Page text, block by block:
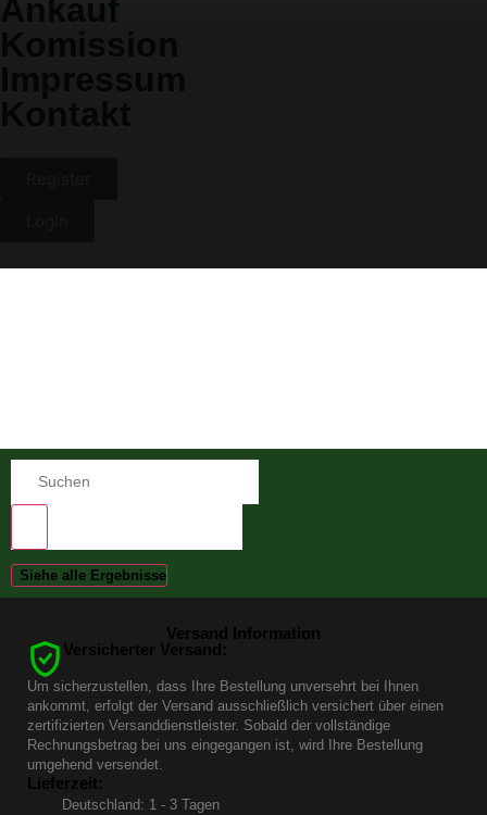
Ankauf
Siehe alle Ergebnisse
Versand Information
Versicherter Versand:
Um sicherzustellen, dass Ihre Bestellung unversehrt bei Ihnen
ankommt, erfolgt der Versand ausschließlich versichert über einen
zertifizierten Versanddienstleister. Sobald der vollständige
Rechnungsbetrag bei uns eingegangen ist, wird Ihre Bestellung
umgehend versendet.
Lieferzeit:
Deutschland: 1 - 3 Tagen